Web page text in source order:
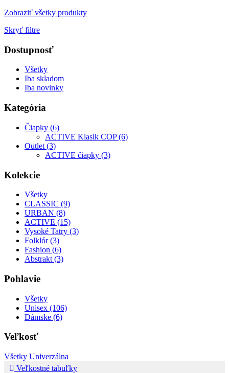
Zobraziť všetky produkty
Skryť filtre
Dostupnosť
Všetky
Iba skladom
Iba novinky
Kategória
Čiapky (6)
ACTIVE Klasik COP (6)
Outlet (3)
ACTIVE čiapky (3)
Kolekcie
Všetky
CLASSIC (9)
URBAN (8)
ACTIVE (15)
Vysoké Tatry (3)
Folklór (3)
Fashion (6)
Abstrakt (3)
Pohlavie
Všetky
Unisex (106)
Dámske (6)
Veľkosť
Všetky Univerzálna
Veľkostné tabuľky